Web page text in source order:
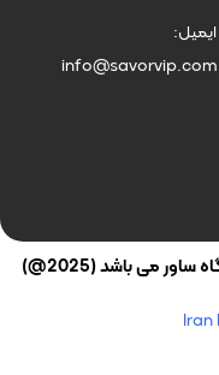
ایمیل:
info@savorvip.com
می باشد (2025@)